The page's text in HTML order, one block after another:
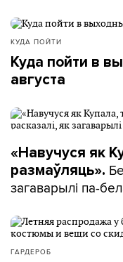
КУДА ПОЙТИ
Куда пойти в
августа
«Навучуся як
размаўляць».
загаварылі па-
ГАРДЕРОБ